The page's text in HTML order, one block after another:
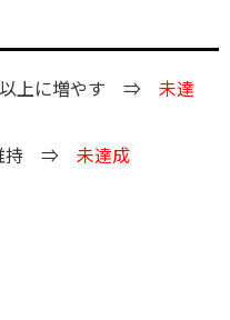
以上に増やす ⇒ 未達
維持 ⇒ 未達成